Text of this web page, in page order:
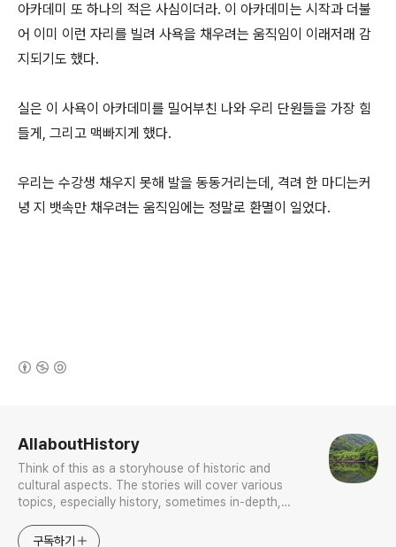
아카데미 또 하나의 적은 사심이더라. 이 아카데미는 시작과 더불
어 이미 이런 자리를 빌려 사욕을 채우려는 움직임이 이래저래 감
지되기도 했다.
실은 이 사욕이 아카데미를 밀어부친 나와 우리 단원들을 가장 힘
들게, 그리고 맥빠지게 했다.
우리는 수강생 채우지 못해 발을 동동거리는데, 격려 한 마디는커
녕 지 뱃속만 채우려는 움직임에는 정말로 환멸이 일었다.
AllaboutHistory
Think of this as a storyhouse of historic and
cultural aspects. The stories will cover various
topics, especially history, sometimes in-depth,
approach will be to resist any common sense or
구독하기